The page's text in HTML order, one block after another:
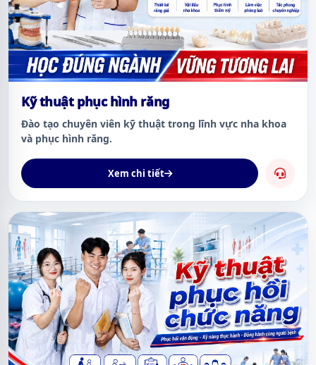
Kỹ thuật phục hình răng
Đào tạo chuyên viên kỹ thuật trong lĩnh vực nha khoa
và phục hình răng.
Xem chi tiết